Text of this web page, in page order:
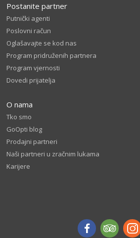
Postanite partner
Putnički agenti
Poslovni račun
Oglašavajte se kod nas
Program pridruženih partnera
Program vjernosti
Dovedi prijatelja
O nama
Tko smo
GoOpti blog
Prodajni partneri
Naši partneri u zračnim lukama
Karijere